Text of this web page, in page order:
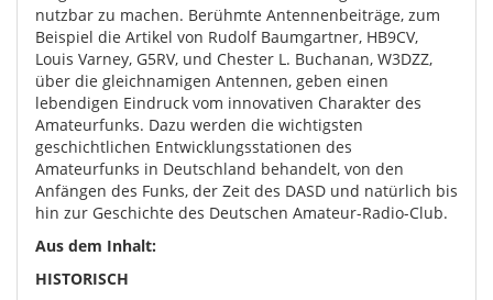
nutzbar zu machen. Berühmte Antennenbeiträge, zum
Beispiel die Artikel von Rudolf Baumgartner, HB9CV,
Louis Varney, G5RV, und Chester L. Buchanan, W3DZZ,
über die gleichnamigen Antennen, geben einen
lebendigen Eindruck vom innovativen Charakter des
Amateurfunks. Dazu werden die wichtigsten
geschichtlichen Entwicklungsstationen des
Amateurfunks in Deutschland behandelt, von den
Anfängen des Funks, der Zeit des DASD und natürlich bis
hin zur Geschichte des Deutschen Amateur-Radio-Club.
Aus dem Inhalt:
HISTORISCH